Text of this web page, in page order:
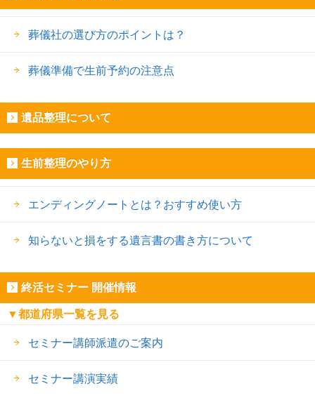
葬儀社の選び方のポイントは？
葬儀準備で生前予約の注意点
遺品整理について
生前整理のやり方
エンディングノートとは？おすすめ使い方
知らないと損をする遺言書の書き方について
終活セミナー 開催情報
▼都道府県一覧を見る
セミナー講師派遣のご案内
セミナー講演実績